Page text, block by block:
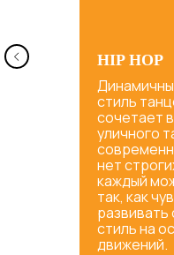
HIP HOP
стиль
сочетает
уличного
нет
каждый
так, как
стиль на
движений.